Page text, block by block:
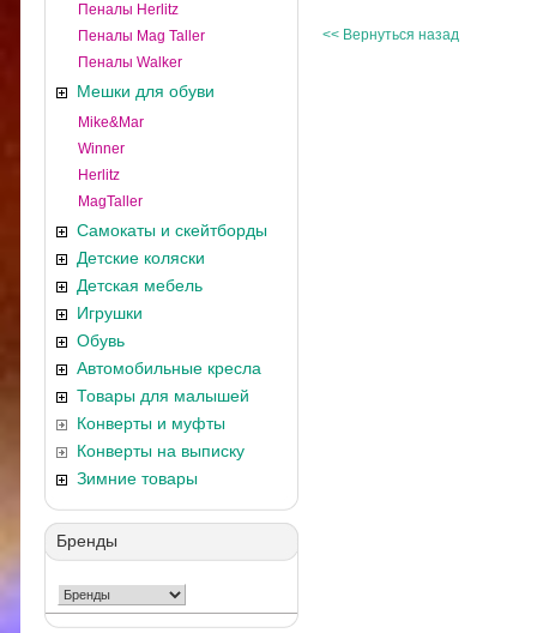
Пеналы Herlitz
Пеналы Mag Taller
Пеналы Walker
Мешки для обуви
Mike&Mar
Winner
Herlitz
MagTaller
Самокаты и скейтборды
Детские коляски
Детская мебель
Игрушки
Обувь
Автомобильные кресла
Товары для малышей
Конверты и муфты
Конверты на выписку
Зимние товары
Бренды
<< Вернуться назад